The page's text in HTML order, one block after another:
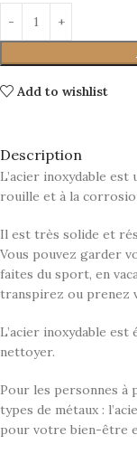
Add to wishlist
Description
L’acier inoxydable
rouille et à la
Il est très solide et
Vous pouvez garder
faites du sport, en
transpirez ou prenez
L’acier inoxydable
nettoyer.
Pour les personnes à
types de métaux :
pour votre bien-être